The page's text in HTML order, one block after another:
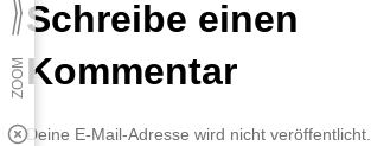
Schreibe einen
Kommentar
Deine E-Mail-Adresse wird nicht veröffentlicht.